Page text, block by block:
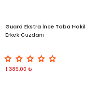
Guard Ekstra İnce Taba
Erkek Cüzdanı
1.385,00 ₺